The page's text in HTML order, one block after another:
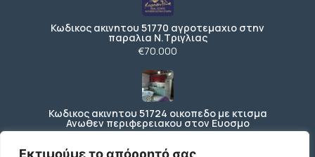
Εκτιμούμε το απόρρητό σας
Κωδικος ακινητου 51770 αγροτεμαχιο στην
παραλια Ν.Τριγλιας
€70.000
Κωδικος ακινητου 51724 οικοπεδο με κτισμα
Ανωθεν περιφερειακου στον Ευοσμο